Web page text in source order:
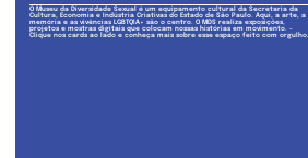
O Museu da Diversidade Sexual é um equipamento cultural da Secretaria da
Cultura, Economia e Indústria Criativas do Estado de São Paulo. Aqui, a arte, a
memória e as vivências LGBTQIA+ são o centro. O MDS realiza exposições,
projetos e mostras digitais que colocam nossas histórias em movimento. -
Clique nos cards ao lado e conheça mais sobre esse espaço feito com orgulho.